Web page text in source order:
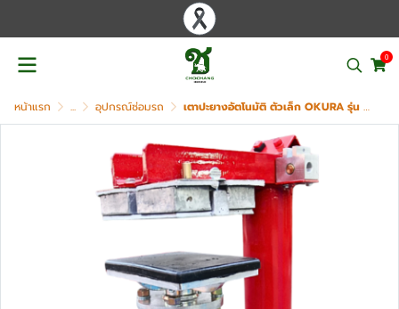
0
หน้าแรก ... อุปกรณ์ซ่อมรถ เตาปะยางอัตโนมัติ ตัวเล็ก OKURA รุ่น OK-006